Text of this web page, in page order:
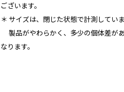
ございます。
＊ サイズは、閉じた状態で計測していま
製品がやわらかく、多少の個体差が
なります。